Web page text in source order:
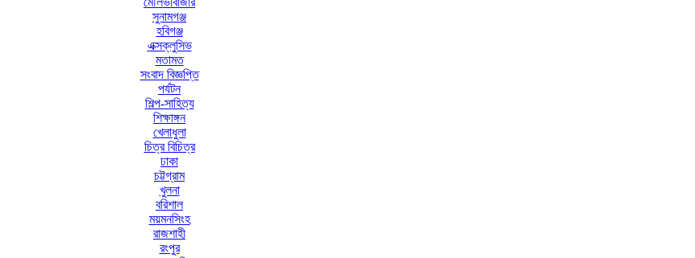
সুনামগঞ্জ
হবিগঞ্জ
এক্সক্লুসিভ
মতামত
সংবাদ বিজ্ঞপ্তি
পর্যটন
শিল্প-সাহিত্য
শিক্ষাঙ্গন
খেলাধুলা
চিত্র বিচিত্র
ঢাকা
চট্টগ্রাম
খুলনা
বরিশাল
ময়মনসিংহ
রাজশাহী
রংপুর